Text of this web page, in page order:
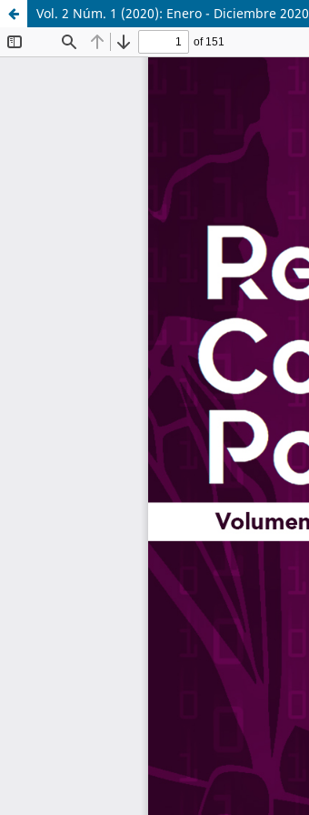
Vol. 2 Núm. 1 (2020): Enero - Diciembre 2020